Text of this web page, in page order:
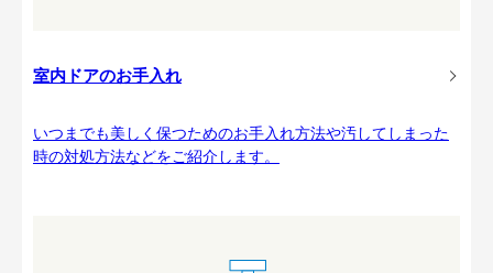
室内ドアのお手入れ
いつまでも美しく保つためのお手入れ方法や汚してしまった
時の対処方法などをご紹介します。